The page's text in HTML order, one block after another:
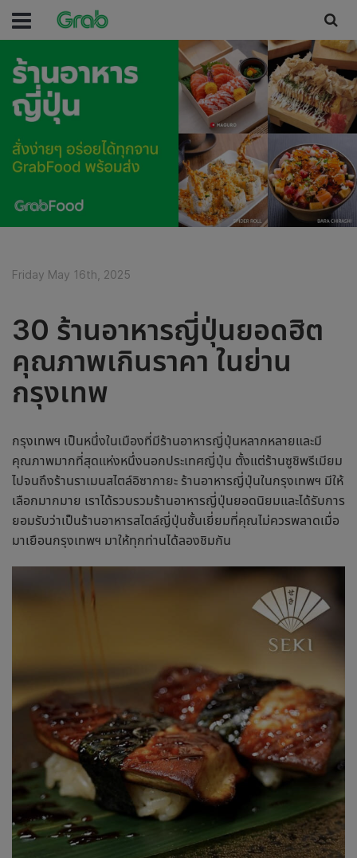
Friday May 16th, 2025
30 ร้านอาหารญี่ปุ่นยอดฮิต
คุณภาพเกินราคา ในย่าน
กรุงเทพ
กรุงเทพฯ เป็นหนึ่งในเมืองที่มีร้านอาหารญี่ปุ่นหลากหลายและมี
คุณภาพมากที่สุดแห่งหนึ่งนอกประเทศญี่ปุ่น ตั้งแต่ร้านซูชิพรีเมียม
ไปจนถึงร้านราเมนสไตล์อิซากายะ ร้านอาหารญี่ปุ่นในกรุงเทพฯ มีให้
เลือกมากมาย เราได้รวบรวมร้านอาหารญี่ปุ่นยอดนิยมและได้รับการ
ยอมรับว่าเป็นร้านอาหารสไตล์ญี่ปุ่นชั้นเยี่ยมที่คุณไม่ควรพลาดเมื่อ
มาเยือนกรุงเทพฯ มาให้ทุกท่านได้ลองชิมกัน